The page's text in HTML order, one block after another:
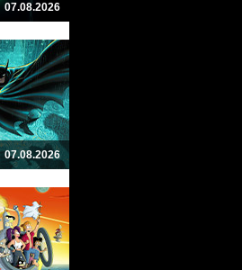
07.08.2026
07.08.2026